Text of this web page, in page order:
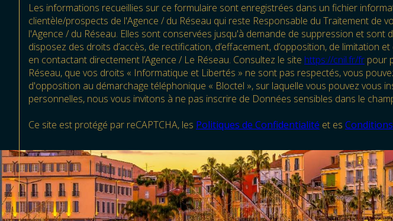
Les informations recueillies sur ce formulaire sont enregistrées dans un fichier
clientèle/prospects de l'Agence / du Réseau qui reste Responsable du Traitement
l'Agence / du Réseau. Elles sont conservées jusqu'à demande de suppression et
disposez des droits d’accès, de rectification, d’effacement, d’opposition, de
en contactant directement l’Agence / Le Réseau. Consultez le site https://cnil.fr/fr pour
Réseau, que vos droits « Informatique et Libertés » ne sont pas respectés, vous
d'opposition au démarchage téléphonique « Bloctel », sur laquelle vous pouvez vous
personnelles, nous vous invitons à ne pas inscrire de Données sensibles dans le
Ce site est protégé par reCAPTCHA, les Politiques de Confidentialité et es